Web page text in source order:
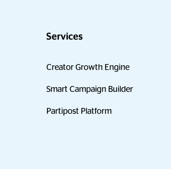
Services
Creator Growth Engine
Smart Campaign Builder
Partipost Platform